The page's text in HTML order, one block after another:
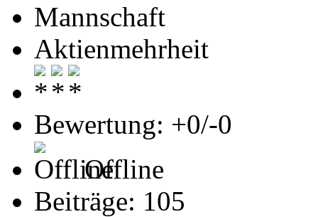
Mannschaft
Aktienmehrheit
Bewertung: +0/-0
Offline
Beiträge: 105